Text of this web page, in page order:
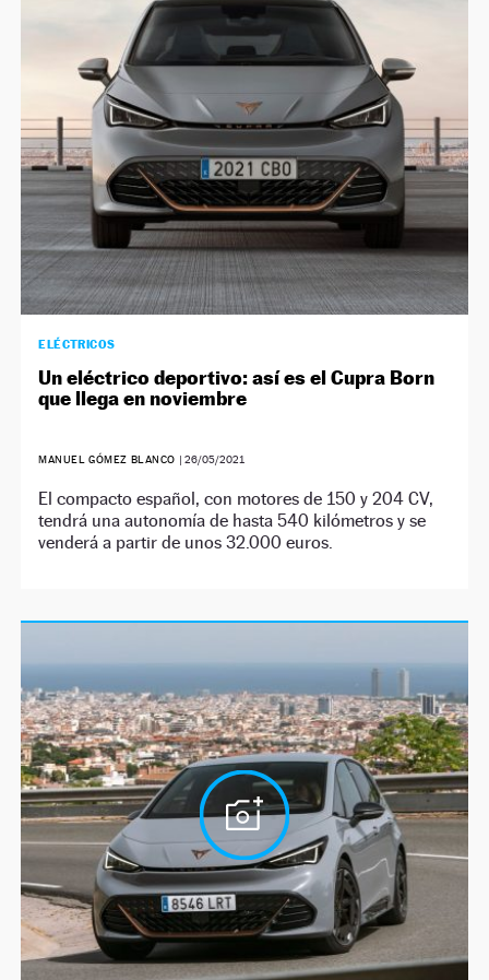
ELÉCTRICOS
Un eléctrico deportivo: así es el Cupra Born
que llega en noviembre
MANUEL GÓMEZ BLANCO | 26/05/2021
El compacto español, con motores de 150 y 204 CV,
tendrá una autonomía de hasta 540 kilómetros y se
venderá a partir de unos 32.000 euros.